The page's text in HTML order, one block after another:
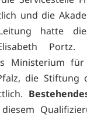
und die
Leitung hatte
Portz.
Ministerium für
die Stiftung